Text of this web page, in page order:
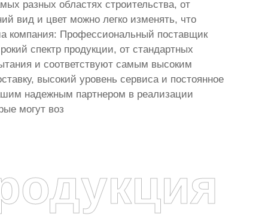
разных областях строительства, от
вид и цвет можно легко изменять, что
компания: Профессиональный поставщик
спектр продукции, от стандартных
и соответствуют самым высоким
высокий уровень сервиса и постоянное
надежным партнером в реализации
могут воз